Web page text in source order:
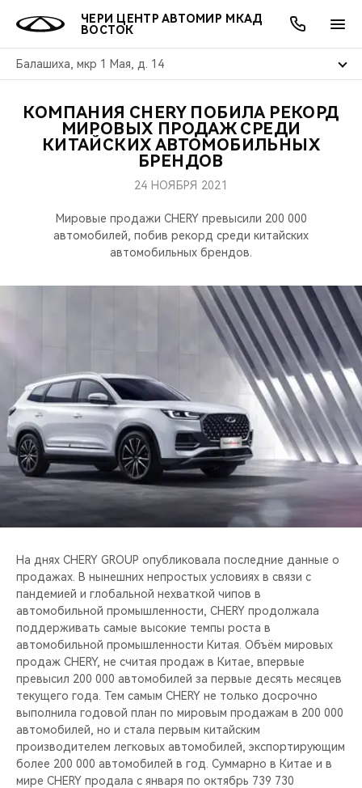
ЧЕРИ ЦЕНТР АВТОМИР МКАД
ВОСТОК
Балашиха, мкр 1 Мая, д. 14
МОДЕЛИ
ПОКУПАТЕЛЯМ
ВЛАДЕЛЬЦАМ
ПОДДЕРЖКА
МИР CHERY
CHERY В СОЦСЕТЯХ
CHERY И СПОРТ
НАШИ МЕРОПРИЯТИЯ
ВИДЕООБЗОРЫ
CHERY ДЛЯ ДЕТЕЙ
АКЦИИ
ОНЛАЙН СЕРВИСЫ
О КОМПАНИИ
КОМПАНИЯ CHERY ПОБИЛА РЕКОРД
МИРОВЫХ ПРОДАЖ СРЕДИ
КИТАЙСКИХ АВТОМОБИЛЬНЫХ
БРЕНДОВ
24 НОЯБРЯ 2021
Мировые продажи CHERY превысили 200 000
автомобилей, побив рекорд среди китайских
автомобильных брендов.
На днях CHERY GROUP опубликовала последние данные о
продажах. В нынешних непростых условиях в связи с
пандемией и глобальной нехваткой чипов в
автомобильной промышленности, CHERY продолжала
поддерживать самые высокие темпы роста в
автомобильной промышленности Китая. Объём мировых
продаж CHERY, не считая продаж в Китае, впервые
превысил 200 000 автомобилей за первые десять месяцев
текущего года. Тем самым CHERY не только досрочно
выполнила годовой план по мировым продажам в 200 000
автомобилей, но и стала первым китайским
производителем легковых автомобилей, экспортирующим
более 200 000 автомобилей в год. Суммарно в Китае и в
мире CHERY продала с января по октябрь 739 730